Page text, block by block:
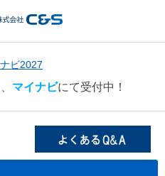
マイナビにて受付中！